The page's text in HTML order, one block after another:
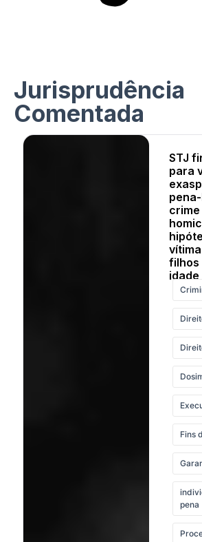
Jurisprudência
Comentada
STJ
para
crime
filhos
idade
Fins
pena